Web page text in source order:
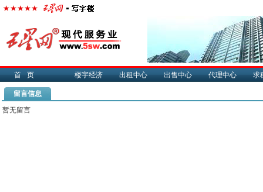
首页 楼宇经济 出租中心 出售中心 代理中心 求
留言信息
暂无留言